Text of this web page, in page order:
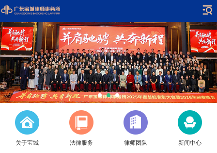
关于宝城 法律服务 律师团队 新闻中心